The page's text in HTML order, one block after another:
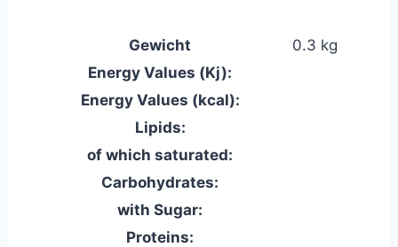
Gewicht
0.3 kg
Energy Values (Kj):
Energy Values (kcal):
Lipids:
of which saturated:
Carbohydrates:
with Sugar:
Proteins: